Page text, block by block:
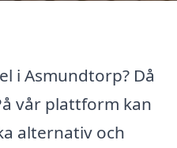
i Asmundtorp? Då
vår plattform kan
alternativ och